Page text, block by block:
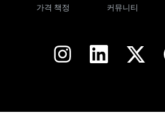
가격 책정 커뮤니티